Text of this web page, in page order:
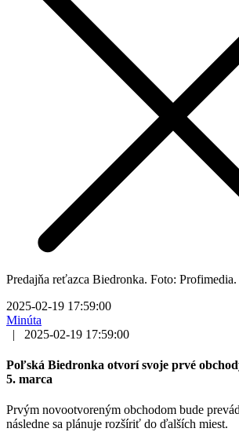
Predajňa reťazca Biedronka. Foto: Profimedia.
2025-02-19 17:59:00
Minúta
|
2025-02-19 17:59:00
Poľská Biedronka otvorí svoje prvé
5. marca
Prvým novootvoreným obchodom bude
následne sa plánuje rozšíriť do ďalších miest.